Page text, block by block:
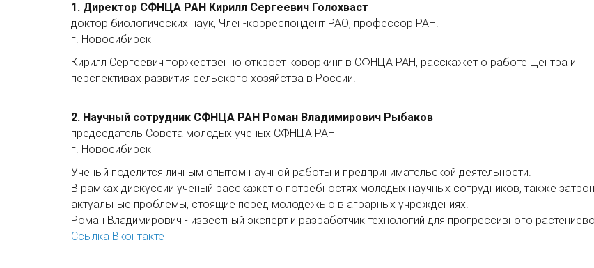
1. Директор СФНЦА РАН Кирилл Сергеевич Голохваст
доктор биологических наук, Член-корреспондент РАО, профессор РАН.
г. Новосибирск
Кирилл Сергеевич торжественно откроет коворкинг в СФНЦА РАН, расскажет о работе Центра и
перспективах развития сельского хозяйства в России.
2. Научный сотрудник СФНЦА РАН Роман Владимирович Рыбаков
председатель Совета молодых ученых СФНЦА РАН
г. Новосибирск
Ученый поделится личным опытом научной работы и предпринимательской деятельности.
В рамках дискуссии ученый расскажет о потребностях молодых научных сотрудников, также
актуальные проблемы, стоящие перед молодежью в аграрных учреждениях.
Роман Владимирович - известный эксперт и разработчик технологий для прогрессивного
Ссылка Вконтакте